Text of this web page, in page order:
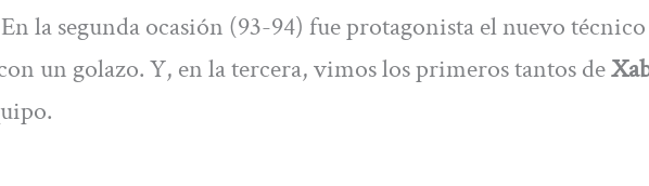
la segunda ocasión (93-94) fue protagonista el nuevo
un golazo. Y, en la tercera, vimos los primeros tantos de